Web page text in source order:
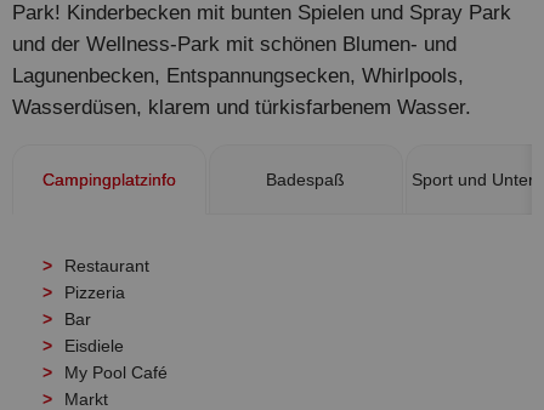
Park! Kinderbecken mit bunten Spielen und Spray Park
und der Wellness-Park mit schönen Blumen- und
Lagunenbecken, Entspannungsecken, Whirlpools,
Wasserdüsen, klarem und türkisfarbenem Wasser.
Campingplatzinfo Badespaß Sport und
Restaurant
Pizzeria
Bar
Eisdiele
My Pool Café
Markt